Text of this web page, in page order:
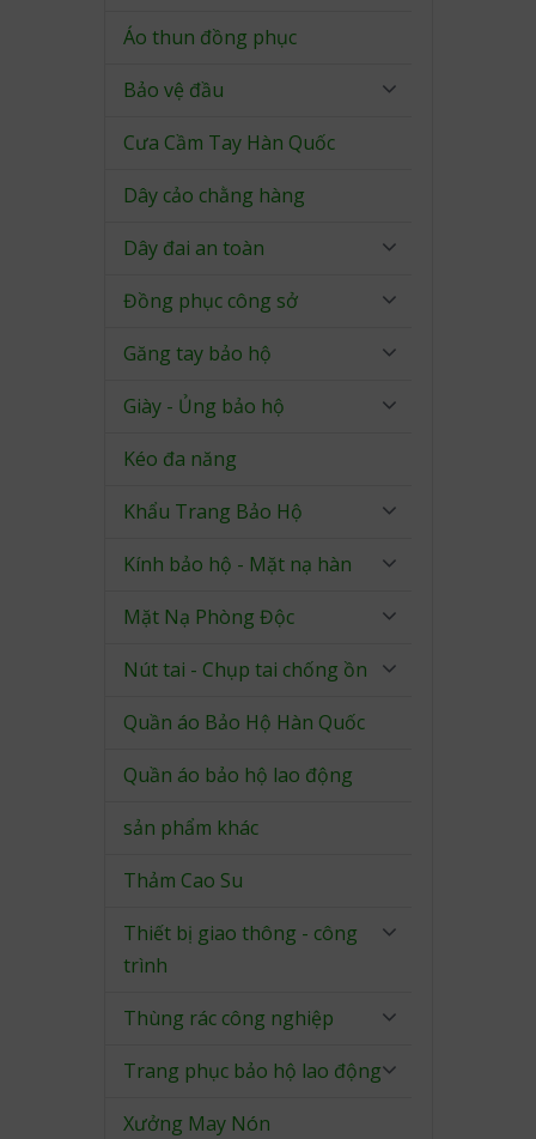
Áo thun đồng phục
Bảo vệ đầu
Cưa Cầm Tay Hàn Quốc
Dây cảo chằng hàng
Dây đai an toàn
Đồng phục công sở
Găng tay bảo hộ
Giày - Ủng bảo hộ
Kéo đa năng
Khẩu Trang Bảo Hộ
Kính bảo hộ - Mặt nạ hàn
Mặt Nạ Phòng Độc
Nút tai - Chụp tai chống ồn
Quần áo Bảo Hộ Hàn Quốc
Quần áo bảo hộ lao động
sản phẩm khác
Thảm Cao Su
Thiết bị giao thông - công
trình
Thùng rác công nghiệp
Trang phục bảo hộ lao động
Xưởng May Nón